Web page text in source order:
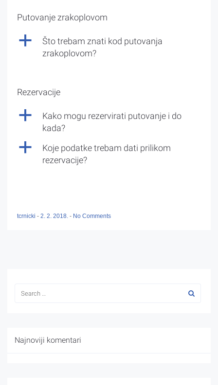
Putovanje zrakoplovom
a
Što trebam znati kod putovanja
zrakoplovom?
Rezervacije
a
Kako mogu rezervirati putovanje i do
kada?
a
Koje podatke trebam dati prilikom
rezervacije?
tcrnicki - 2. 2. 2018. - No Comments
Najnoviji komentari